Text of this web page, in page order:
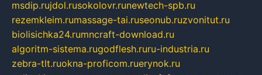
msdip.rujdol.rusokolovr.runewtech-spb.ru
rezemkleim.rumassage-tai.ruseonub.ruzvonitut.ru
biolisichka24.rumncraft-download.ru
algoritm-sistema.rugodflesh.ruru-industria.ru
zebra-tlt.ruokna-proficom.ruerynok.ru